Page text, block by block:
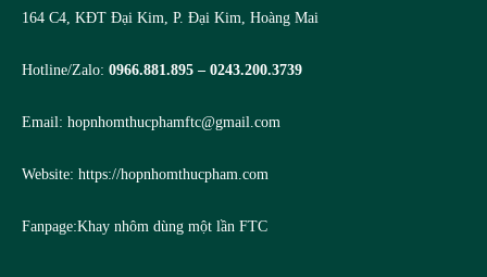
164 C4, KĐT Đại Kim, P. Đại Kim, Hoàng Mai
Hotline/Zalo: 0966.881.895 – 0243.200.3739
Email: hopnhomthucphamftc@gmail.com
Website: https://hopnhomthucpham.com
Fanpage:Khay nhôm dùng một lần FTC